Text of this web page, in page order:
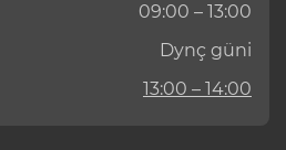
09:00 – 13:00
Dynç güni
13:00 – 14:00